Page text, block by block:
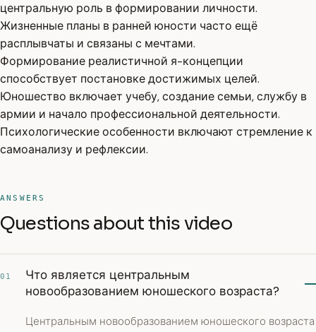
центральную роль в формировании личности.
Жизненные планы в ранней юности часто ещё
расплывчаты и связаны с мечтами.
Формирование реалистичной я-концепции
способствует постановке достижимых целей.
Юношество включает учебу, создание семьи, службу в
армии и начало профессиональной деятельности.
Психологические особенности включают стремление к
самоанализу и рефлексии.
ANSWERS
Questions about this video
01
Что является центральным
новообразованием юношеского возраста?
Центральным новообразованием юношеского возраста